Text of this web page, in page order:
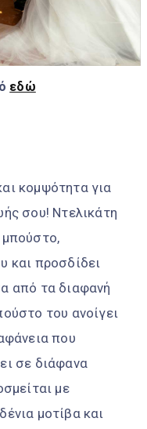
εδώ
κομψότητα για
σου! Ντελικάτη
μπούστο,
και προσδίδει
από τα διαφανή
του ανοίγει
που
σε διάφανα
με
μοτίβα και